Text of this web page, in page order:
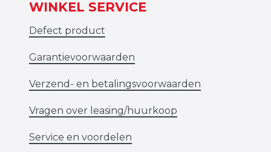
WINKEL SERVICE
Defect product
Garantievoorwaarden
Verzend- en betalingsvoorwaarden
Vragen over leasing/huurkoop
Service en voordelen